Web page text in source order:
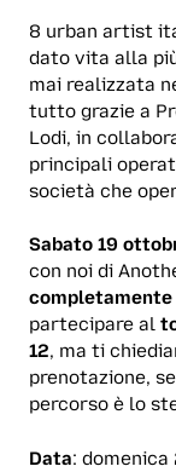
8 urban artist
dato vita alla
mai realizzata
tutto grazie a
Lodi, in
principali
società che
Sabato 19
con noi di
partecipare al
12, ma ti
prenotazione,
percorso è lo
Data: